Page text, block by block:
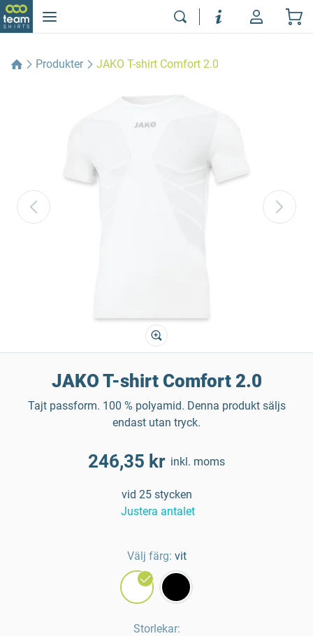
Produkter JAKO T-shirt Comfort 2.0
JAKO T-shirt Comfort 2.0
Tajt passform. 100 % polyamid. Denna produkt säljs
endast utan tryck.
246,35 kr inkl. moms
vid 25 stycken
Justera antalet
Välj färg: vit
Storlekar: